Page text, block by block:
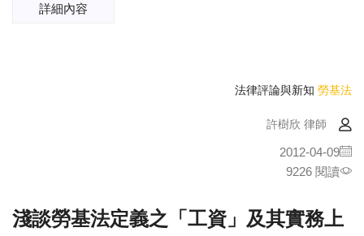
詳細內容
法律評論與新知 勞基法
許樹欣 律師
2012-04-09
9226 閱讀
淺談勞基法定義之「工資」及其實務上